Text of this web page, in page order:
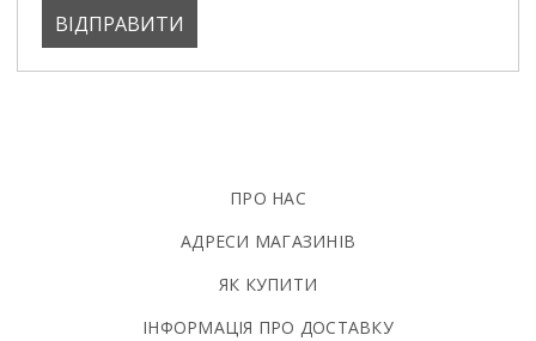
ПРО НАС
АДРЕСИ МАГАЗИНІВ
ЯК КУПИТИ
ІНФОРМАЦІЯ ПРО ДОСТАВКУ